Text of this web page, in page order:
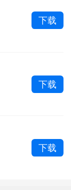
下载
下载
下载